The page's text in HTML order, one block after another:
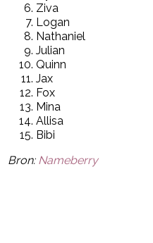
Ziva
Logan
Nathaniel
Julian
Quinn
Jax
Fox
Mina
Allisa
Bibi
Bron: Nameberry